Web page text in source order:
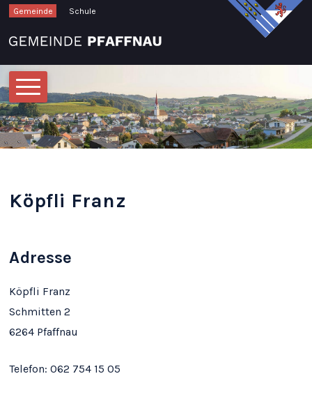
Navigieren in Pfaffnau
Schnellnavigation
Gemeinde Schule
Köpfli Franz
Adresse
Köpfli Franz
Schmitten 2
6264 Pfaffnau
Telefon:062 754 15 05